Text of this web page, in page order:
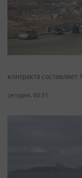
контракта
сегодня, 00:31